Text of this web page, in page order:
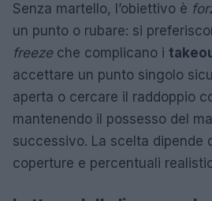
Senza martello, l’obiettivo è
un punto o rubare: si
freezeche complicano i
accettare un punto singolo
aperta o cercare il raddoppio
mantenendo il possesso del
successivo. La scelta dipende
coperture e percentuali